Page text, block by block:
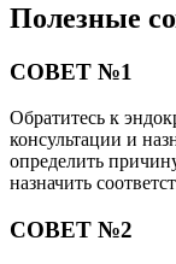
Полезные
СОВЕТ №1
Обратитесь к
консультации и
определить
назначить
СОВЕТ №2